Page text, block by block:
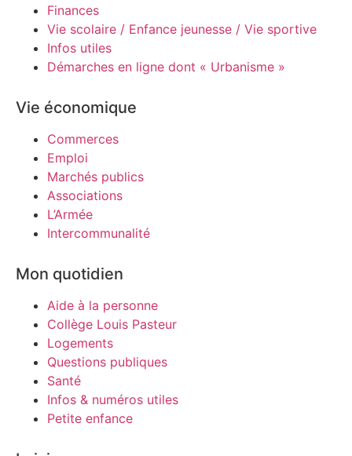
Finances
Vie scolaire / Enfance jeunesse / Vie sportive
Infos utiles
Démarches en ligne dont « Urbanisme »
Vie économique
Commerces
Emploi
Marchés publics
Associations
L’Armée
Intercommunalité
Mon quotidien
Aide à la personne
Collège Louis Pasteur
Logements
Questions publiques
Santé
Infos & numéros utiles
Petite enfance